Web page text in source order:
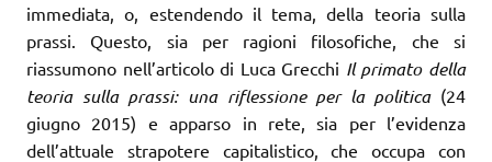
immediata, o, estendendo il tema, della teoria sulla
prassi. Questo, sia per ragioni filosofiche, che si
riassumono nell’articolo di Luca Grecchi Il primato della
teoria sulla prassi: una riflessione per la politica(24
giugno 2015) e apparso in rete, sia per l’evidenza
dell’attuale strapotere capitalistico, che occupa con